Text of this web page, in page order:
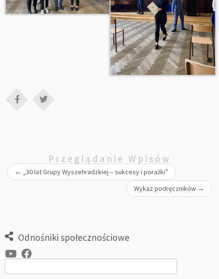
Przeglądanie Wpisów
← „30 lat Grupy Wyszehradzkiej – sukcesy i porażki”
Wykaz podręczników →
Odnośniki społecznościowe